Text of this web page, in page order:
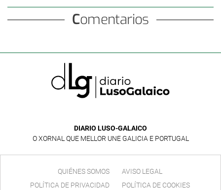
Comentarios
DIARIO LUSO-GALAICO
O XORNAL QUE MELLOR UNE GALICIA E PORTUGAL
QUIÉNES SOMOS
AVISO LEGAL
POLÍTICA DE PRIVACIDAD
POLÍTICA DE COOKIES